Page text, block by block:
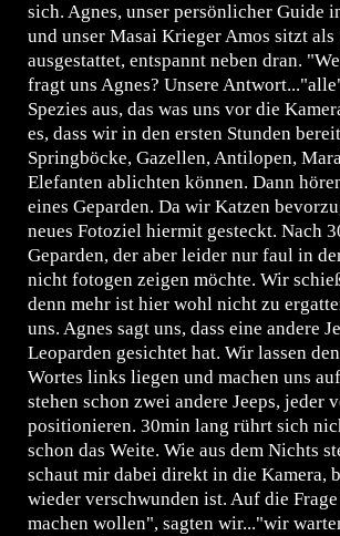
sich. Agnes, unser persönlicher Guide
und unser Masai Krieger Amos sitzt
ausgestattet, entspannt neben dran.
fragt uns Agnes? Unsere
Spezies aus, das was uns vor die
es, dass wir in den ersten Stunden
Springböcke, Gazellen, Antilopen,
Elefanten ablichten können. Dann
eines Geparden. Da wir Katzen
neues Fotoziel hiermit gesteckt. Nach
Geparden, der aber leider nur faul in
nicht fotogen zeigen möchte. Wir
denn mehr ist hier wohl nicht zu
uns. Agnes sagt uns, dass eine andere
Leoparden gesichtet hat. Wir lassen
Wortes links liegen und machen uns
stehen schon zwei andere Jeeps, jeder
positionieren. 30min lang rührt sich
schon das Weite. Wie aus dem Nichts
schaut mir dabei direkt in die Kamera,
wieder verschwunden ist. Auf die
machen wollen", sagten wir..."wir